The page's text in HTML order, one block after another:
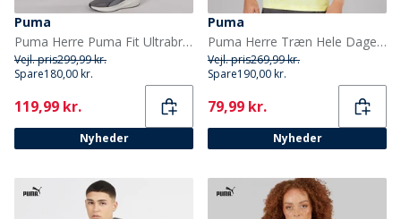
Puma
Puma Herre Puma Fit Ultrabreathe Stretch 5 Tommer Marmor Træningsshorts Grå/Blå
Vejl. pris299,99 kr.
Spare180,00 kr.
Current
119,99 kr.
Nyheder
Puma
Puma Herre Træn Hele Dagen Marmor Print Trænings Top Gold Moon
Vejl. pris269,99 kr.
Spare190,00 kr.
Current
79,99 kr.
Nyheder